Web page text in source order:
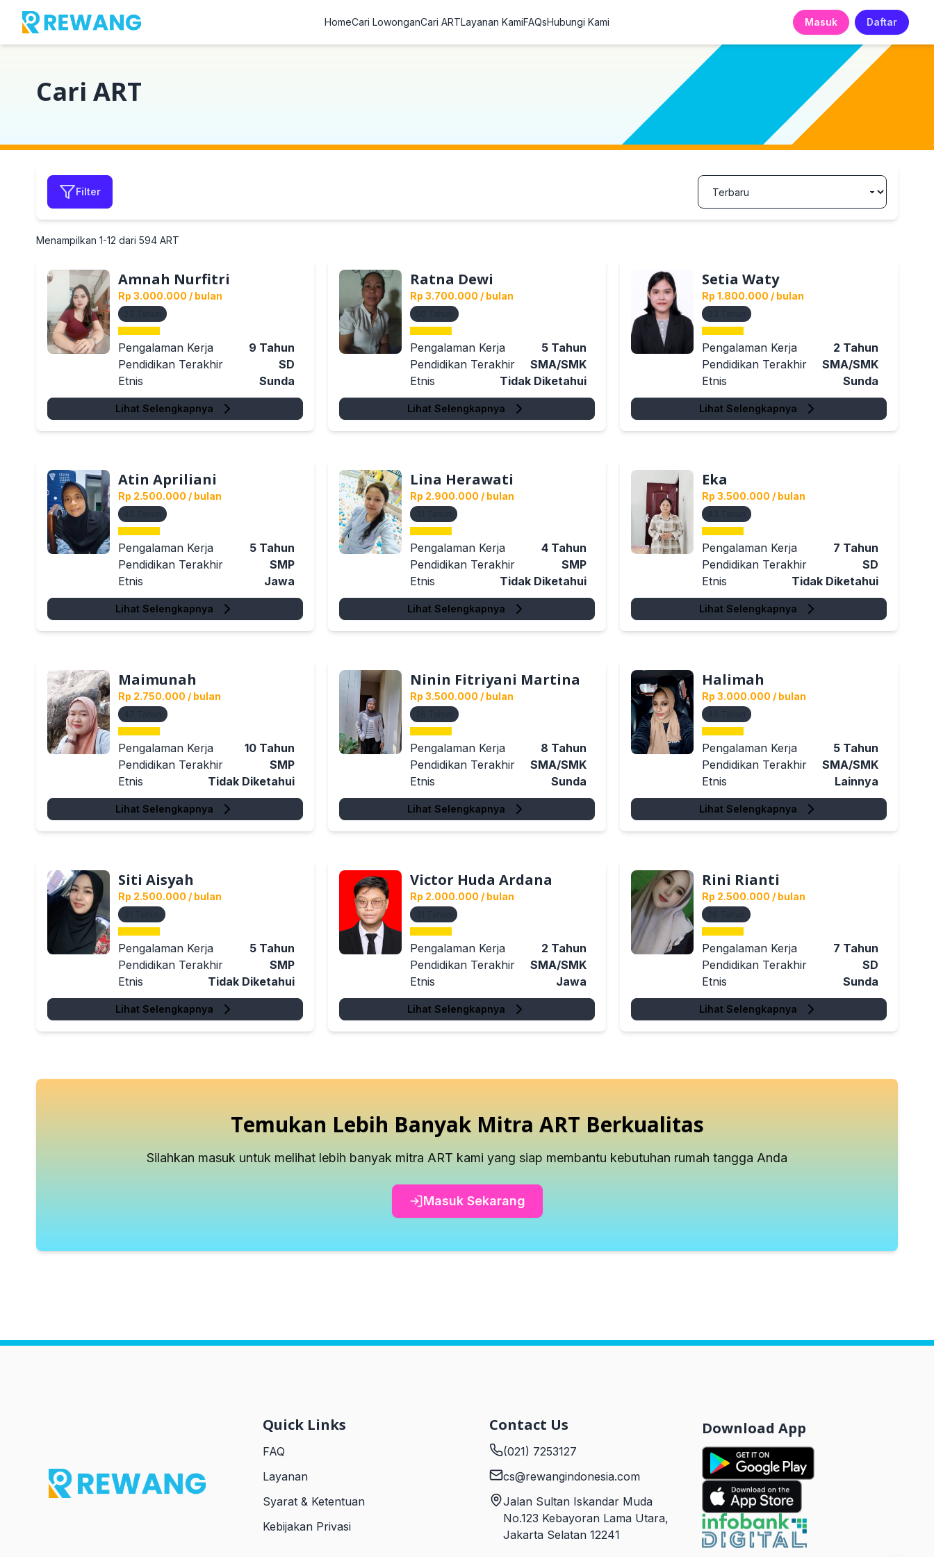
HomeCari LowonganCari ARTLayanan KamiFAQsHubungi Kami Masuk Daftar
Cari ART
Filter
Menampilkan 1-12 dari 594 ART
Amnah Nurfitri
Rp 3.000.000 / bulan
Pengalaman Kerja 9 Tahun
Pendidikan Terakhir
SD
Etnis
Sunda
Lihat Selengkapnya
Ratna Dewi
Rp 3.700.000 / bulan
Pengalaman Kerja 5 Tahun
Pendidikan Terakhir
SMA/SMK
Etnis
Tidak Diketahui
Lihat Selengkapnya
Setia Waty
Rp 1.800.000 / bulan
Pengalaman Kerja 2 Tahun
Pendidikan Terakhir
SMA/SMK
Etnis
Sunda
Lihat Selengkapnya
Atin Apriliani
Rp 2.500.000 / bulan
Pengalaman Kerja 5 Tahun
Pendidikan Terakhir
SMP
Etnis
Jawa
Lihat Selengkapnya
Lina Herawati
Rp 2.900.000 / bulan
Pengalaman Kerja 4 Tahun
Pendidikan Terakhir
SMP
Etnis
Tidak Diketahui
Lihat Selengkapnya
Eka
Rp 3.500.000 / bulan
Pengalaman Kerja 7 Tahun
Pendidikan Terakhir
SD
Etnis
Tidak Diketahui
Lihat Selengkapnya
Maimunah
Rp 2.750.000 / bulan
Pengalaman Kerja 10 Tahun
Pendidikan Terakhir
SMP
Etnis
Tidak Diketahui
Lihat Selengkapnya
Ninin Fitriyani Martina
Rp 3.500.000 / bulan
Pengalaman Kerja 8 Tahun
Pendidikan Terakhir
SMA/SMK
Etnis
Sunda
Lihat Selengkapnya
Halimah
Rp 3.000.000 / bulan
Pengalaman Kerja 5 Tahun
Pendidikan Terakhir
SMA/SMK
Etnis
Lainnya
Lihat Selengkapnya
Siti Aisyah
Rp 2.500.000 / bulan
Pengalaman Kerja 5 Tahun
Pendidikan Terakhir
SMP
Etnis
Tidak Diketahui
Lihat Selengkapnya
Victor Huda Ardana
Rp 2.000.000 / bulan
Pengalaman Kerja 2 Tahun
Pendidikan Terakhir
SMA/SMK
Etnis
Jawa
Lihat Selengkapnya
Rini Rianti
Rp 2.500.000 / bulan
Pengalaman Kerja 7 Tahun
Pendidikan Terakhir
SD
Etnis
Sunda
Lihat Selengkapnya
Temukan Lebih Banyak Mitra ART Berkualitas
Silahkan masuk untuk melihat lebih banyak mitra ART kami yang siap membantu kebutuhan rumah tangga Anda
Masuk Sekarang
Quick Links
FAQ
Layanan
Syarat & Ketentuan
Kebijakan Privasi
Contact Us
(021) 7253127
cs@rewangindonesia.com
Jalan Sultan Iskandar Muda
No.123 Kebayoran Lama Utara,
Jakarta Selatan 12241
Download App